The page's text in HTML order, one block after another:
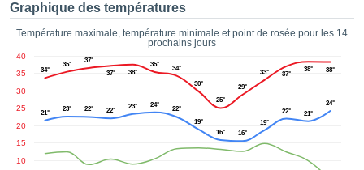
des
Vous
les
:
Graphique des températures
Température maximale, température minimale et point de rosée pour les 14
prochains jours
10
15
20
25
30
35
40
34°
35°
37°
37°
38°
35°
34°
30°
25°
29°
33° 37°
38° 38°
21°
23° 22° 22°
23° 24°
22°
19°
16°
16°
19°
22° 21°
24°